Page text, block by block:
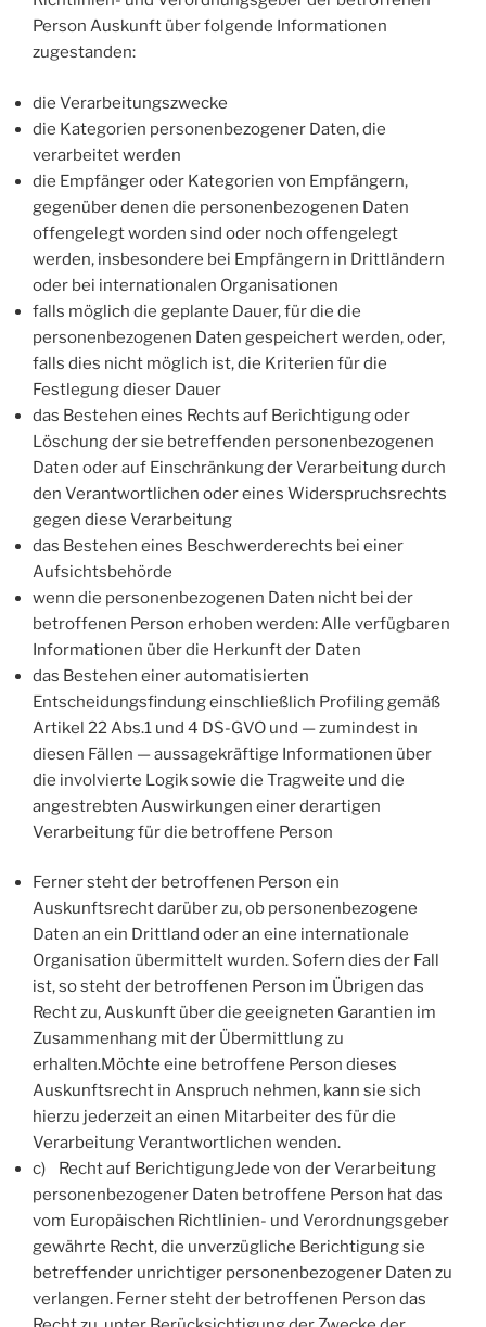
Person Auskunft über folgende Informationen
zugestanden:
die Verarbeitungszwecke
die Kategorien personenbezogener Daten, die
verarbeitet werden
die Empfänger oder Kategorien von Empfängern,
gegenüber denen die personenbezogenen Daten
offengelegt worden sind oder noch offengelegt
werden, insbesondere bei Empfängern in Drittländern
oder bei internationalen Organisationen
falls möglich die geplante Dauer, für die die
personenbezogenen Daten gespeichert werden, oder,
falls dies nicht möglich ist, die Kriterien für die
Festlegung dieser Dauer
das Bestehen eines Rechts auf Berichtigung oder
Löschung der sie betreffenden personenbezogenen
Daten oder auf Einschränkung der Verarbeitung durch
den Verantwortlichen oder eines Widerspruchsrechts
gegen diese Verarbeitung
das Bestehen eines Beschwerderechts bei einer
Aufsichtsbehörde
wenn die personenbezogenen Daten nicht bei der
betroffenen Person erhoben werden: Alle verfügbaren
Informationen über die Herkunft der Daten
das Bestehen einer automatisierten
Entscheidungsfindung einschließlich Profiling gemäß
Artikel 22 Abs.1 und 4 DS-GVO und — zumindest in
diesen Fällen — aussagekräftige Informationen über
die involvierte Logik sowie die Tragweite und die
angestrebten Auswirkungen einer derartigen
Verarbeitung für die betroffene Person
Ferner steht der betroffenen Person ein
Auskunftsrecht darüber zu, ob personenbezogene
Daten an ein Drittland oder an eine internationale
Organisation übermittelt wurden. Sofern dies der Fall
ist, so steht der betroffenen Person im Übrigen das
Recht zu, Auskunft über die geeigneten Garantien im
Zusammenhang mit der Übermittlung zu
erhalten.Möchte eine betroffene Person dieses
Auskunftsrecht in Anspruch nehmen, kann sie sich
hierzu jederzeit an einen Mitarbeiter des für die
Verarbeitung Verantwortlichen wenden.
c) Recht auf BerichtigungJede von der Verarbeitung
personenbezogener Daten betroffene Person hat das
vom Europäischen Richtlinien- und Verordnungsgeber
gewährte Recht, die unverzügliche Berichtigung sie
betreffender unrichtiger personenbezogener Daten zu
verlangen. Ferner steht der betroffenen Person das